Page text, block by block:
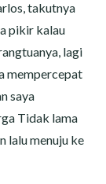
takutnya
pikir kalau
lagi
mempercepat
saya
Tidak lama
lalu menuju ke